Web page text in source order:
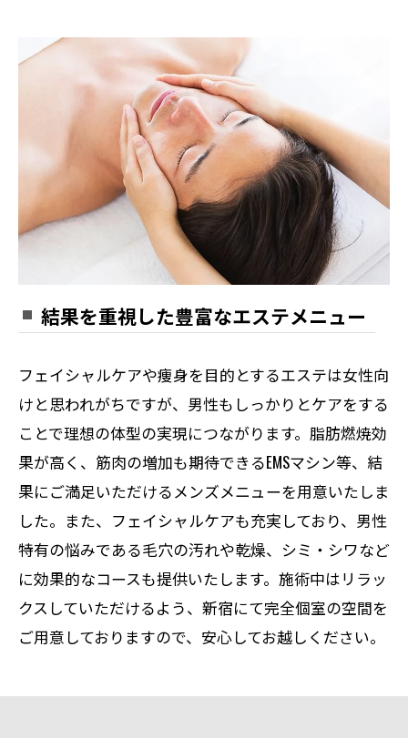
結果を重視した豊富なエステメニュー
フェイシャルケアや痩身を目的とするエステは女性向
けと思われがちですが、男性もしっかりとケアをする
ことで理想の体型の実現につながります。脂肪燃焼効
果が高く、筋肉の増加も期待できるEMSマシン等、結
果にご満足いただけるメンズメニューを用意いたしま
した。また、フェイシャルケアも充実しており、男性
特有の悩みである毛穴の汚れや乾燥、シミ・シワなど
に効果的なコースも提供いたします。施術中はリラッ
クスしていただけるよう、新宿にて完全個室の空間を
ご用意しておりますので、安心してお越しください。